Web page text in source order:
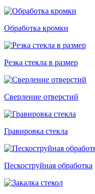
Обработка кромки
Резка стекла в размер
Сверление отверстий
Гравировка стекла
Пескоструйная обработка